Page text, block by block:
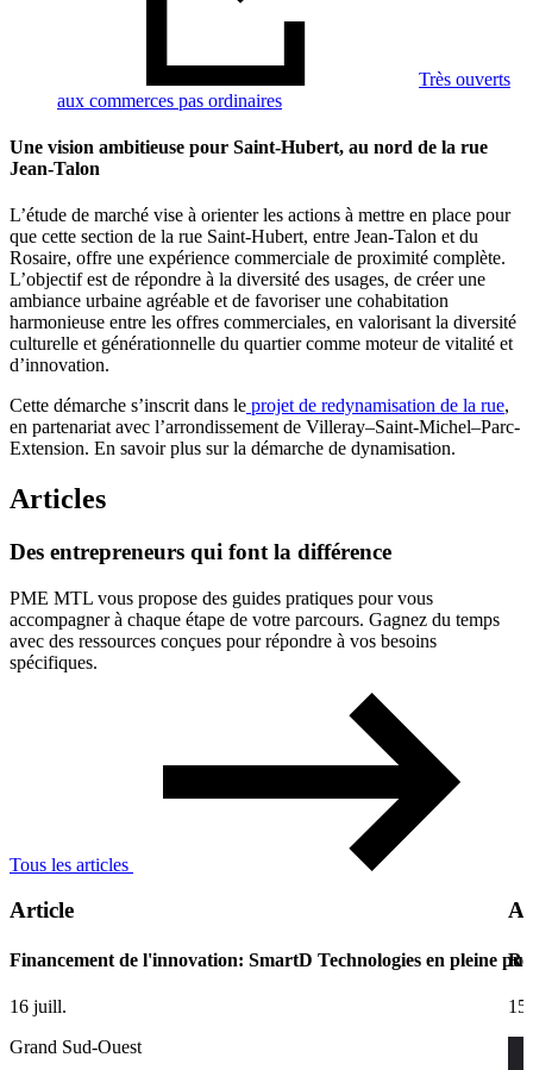
Très ouverts
aux commerces pas ordinaires
Une vision ambitieuse pour Saint-Hubert, au nord de la rue
Jean-Talon
L’étude de marché vise à orienter les actions à mettre en place pour
que cette section de la rue Saint-Hubert, entre Jean-Talon et du
Rosaire, offre une expérience commerciale de proximité complète.
L’objectif est de répondre à la diversité des usages, de créer une
ambiance urbaine agréable et de favoriser une cohabitation
harmonieuse entre les offres commerciales, en valorisant la diversité
culturelle et générationnelle du quartier comme moteur de vitalité et
d’innovation.
Cette démarche s’inscrit dans le projet de redynamisation de la rue,
en partenariat avec l’arrondissement de Villeray–Saint-Michel–Parc-
Extension. En savoir plus sur la démarche de dynamisation.
Articles
Des entrepreneurs qui font la différence
PME MTL vous propose des guides pratiques pour vous
accompagner à chaque étape de votre parcours. Gagnez du temps
avec des ressources conçues pour répondre à vos besoins
spécifiques.
Tous les articles
Article
Financement de l'innovation: SmartD Technologies en pleine
16 juill.
Grand Sud-Ouest
15